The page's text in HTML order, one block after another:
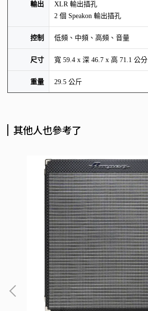
輸出
XLR 輸出插孔
2 個 Speakon 輸出插孔
控制 低頻、中頻、高頻、音量
尺寸 寬 59.4 x 深 46.7 x 高 71.1 公分
重量 29.5 公斤
其他人也參考了